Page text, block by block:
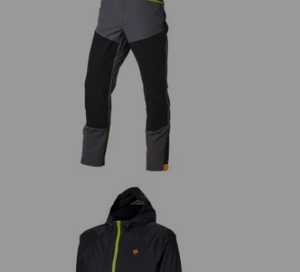
Pantaloni funzionali ibrida e.s.trail